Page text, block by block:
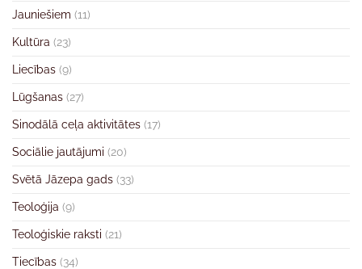
Jauniešiem (11)
Kultūra (23)
Liecības (9)
Lūgšanas (27)
Sinodālā ceļa aktivitātes (17)
Sociālie jautājumi (20)
Svētā Jāzepa gads (33)
Teoloģija (9)
Teoloģiskie raksti (21)
Tiecības (34)